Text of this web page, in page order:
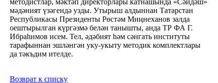
мәдәният үзәгендә узды. Утырыш алдыннан Татарстан
Республикасы Президенты Рөстәм Миңнеханов залда
оештырылган күргәзмә белән танышты, анда ТР ФА Г.
Ибраһимов исем. Тел, әдәбият һәм сәнгать институты
тарафыннан эшләнгән уку-укыту методик комплектлары
да тәкъдим ителде.
Возврат к списку